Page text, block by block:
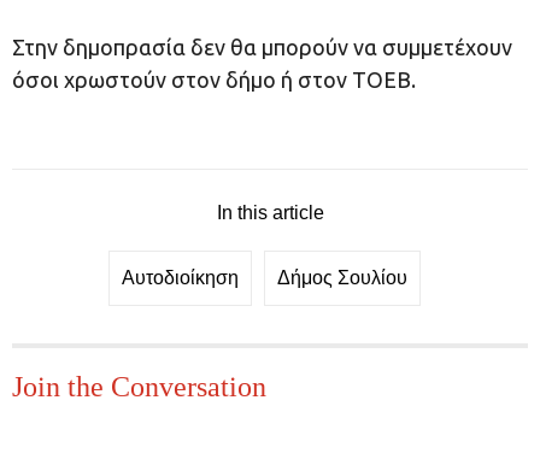
Στην δημοπρασία δεν θα μπορούν να συμμετέχουν
όσοι χρωστούν στον δήμο ή στον ΤΟΕΒ.
In this article
Αυτοδιοίκηση Δήμος Σουλίου
Join the Conversation